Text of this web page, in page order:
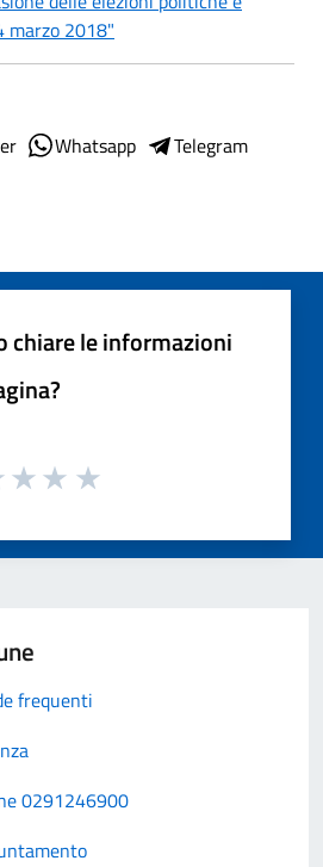
marzo 2018"
Whatsapp
Telegram
chiare le informazioni
frequenti
0291246900